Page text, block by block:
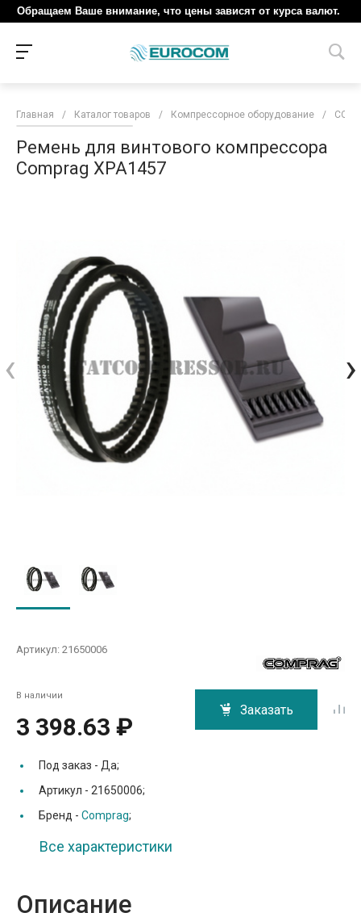
Обращаем Ваше внимание, что цены зависят от курса валют.
Главная / Каталог товаров / Компрессорное оборудование /
Ремень для винтового компрессора
Comprag XPA1457
‹ ›
Артикул: 21650006
В наличии
3 398.63 ₽
Заказать
Под заказ - Да;
Артикул - 21650006;
Бренд - Comprag;
Все характеристики
Описание